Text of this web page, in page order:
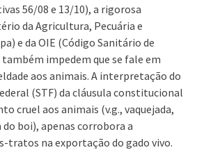
56/08 e 13/10), a rigorosa
da Agricultura, Pecuária e
e da OIE (Código Sanitário de
impedem que se fale em
aos animais. A interpretação do
(STF) da cláusula constitucional
cruel aos animais (v.g., vaquejada,
boi), apenas corrobora a
tratos na exportação do gado vivo.